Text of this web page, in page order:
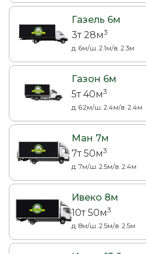
Газель 6м
3т 28м3
д. 6м/ш. 2.1м/в. 2.3м
Газон 6м
5т 40м3
д. 6.2м/ш. 2.4м/в. 2.4м
Ман 7м
7т 50м3
д. 7м/ш. 2.5м/в. 2.4м
Ивеко 8м
10т 50м3
д. 8м/ш. 2.5м/в. 2.5м